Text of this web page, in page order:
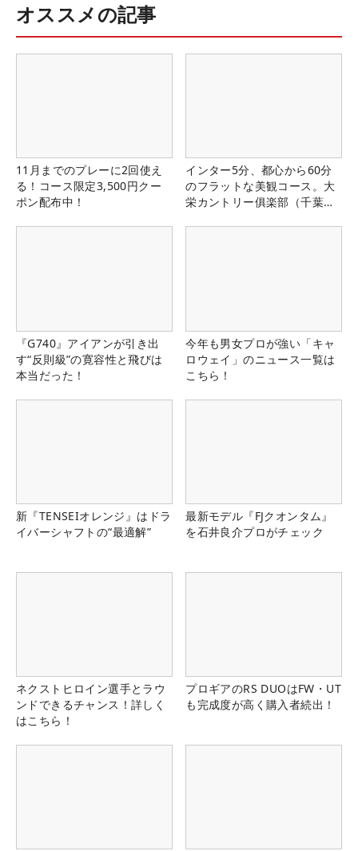
オススメの記事
11月までのプレーに2回使え
る！コース限定3,500円クー
ポン配布中！
インター5分、都心から60分
のフラットな美観コース。大
栄カントリー俱楽部（千葉
『G740』アイアンが引き出
す“反則級”の寛容性と飛びは
本当だった！
今年も男女プロが強い「キャ
ロウェイ」のニュース一覧は
こちら！
新『TENSEIオレンジ』はドラ
イバーシャフトの“最適解”
最新モデル『FJクオンタム』
を石井良介プロがチェック
ネクストヒロイン選手とラウ
ンドできるチャンス！詳しく
はこちら！
プロギアのRS DUOはFW・UT
も完成度が高く購入者続出！